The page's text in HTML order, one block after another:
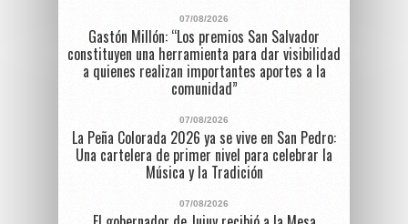
07/08/2026
Gastón Millón: “Los premios San Salvador
constituyen una herramienta para dar visibilidad
a quienes realizan importantes aportes a la
comunidad”
07/08/2026
La Peña Colorada 2026 ya se vive en San Pedro:
Una cartelera de primer nivel para celebrar la
Música y la Tradición
07/08/2026